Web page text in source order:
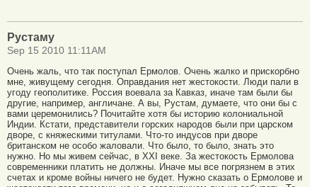
Рустаму
Sep 15 2010 11:11AM
Очень жаль, что так поступал Ермолов. Очень жалко и прискорбно
мне, живущему сегодня. Оправдания нет жестокости. Люди пали в
угоду геополитике. Россия воевала за Кавказ, иначе там были бы
другие, например, англичане. А вы, Рустам, думаете, что они бы с
вами церемонились? Почитайте хотя бы историю колониальной
Индии. Кстати, представители горских народов были при царском
дворе, с княжескими титулами. Что-то индусов при дворе
британском не особо жаловали. Что было, то было, знать это
нужно. Но мы живем сейчас, в ХХI веке. За жестокость Ермолова
современники платить не должны. Иначе мы все погрязнем в этих
счетах и кроме войны ничего не будет. Нужно сказать о Ермолове и